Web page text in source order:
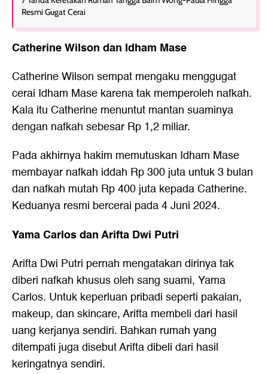
Resmi Gugat Cerai
Catherine Wilson dan Idham Mase
Catherine Wilson sempat mengaku menggugat
cerai Idham Mase karena tak memperoleh nafkah.
Kala itu Catherine menuntut mantan suaminya
dengan nafkah sebesar Rp 1,2 miliar.
Pada akhirnya hakim memutuskan Idham Mase
membayar nafkah iddah Rp 300 juta untuk 3 bulan
dan nafkah mutah Rp 400 juta kepada Catherine.
Keduanya resmi bercerai pada 4 Juni 2024.
Yama Carlos dan Arifta Dwi Putri
Arifta Dwi Putri pernah mengatakan dirinya tak
diberi nafkah khusus oleh sang suami, Yama
Carlos. Untuk keperluan pribadi seperti pakaian,
makeup, dan skincare, Arifta membeli dari hasil
uang kerjanya sendiri. Bahkan rumah yang
ditempati juga disebut Arifta dibeli dari hasil
keringatnya sendiri.